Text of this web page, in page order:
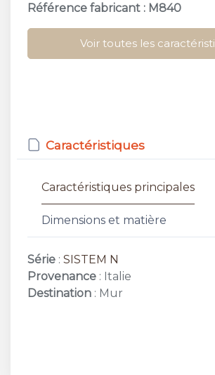
Référence fabricant : M840
Voir toutes les
Caractéristiques
Caractéristiques principales
Dimensions et matière
Série : SISTEM N
Provenance : Italie
Destination : Mur